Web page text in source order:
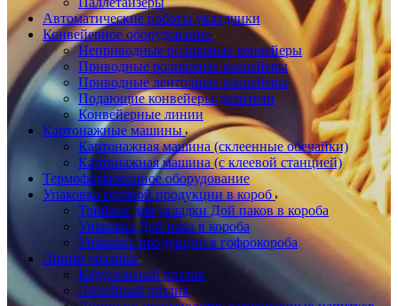
Автоматические роботы укладчики
Конвейерное оборудование
Неприводные роликовые конвейеры
Приводные роликовые конвейеры
Приводные ленточные конвейеры
Подающие конвейеры-делители
Конвейерные линии
Картонажные машины
Картонажная машина (склеенные обечайки)
Картонажная машина (с клеевой станцией)
Термоформовочное оборудование
Упаковка готовой продукции в короб
Триблок для укладки Дой паков в короба
Упаковка Дой пака в короба
Упаковка продукции в гофрокороба
Линии розлива
Карусельный розлив
Линейный розлив